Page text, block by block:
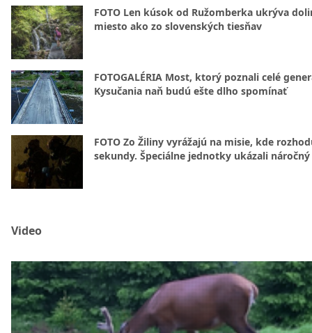
FOTO Len kúsok od Ružomberka ukrýva
miesto ako zo slovenských tiesňav
FOTOGALÉRIA Most, ktorý poznali celé
Kysučania naň budú ešte dlho spomínať
FOTO Zo Žiliny vyrážajú na misie, kde
sekundy. Špeciálne jednotky ukázali
Video